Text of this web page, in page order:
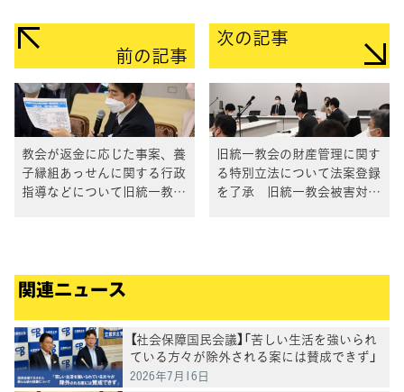
前の記事
教会が返金に応じた事案、養
子縁組あっせんに関する行政
指導などについて旧統一教会
次の記事
旧統一教会の財産管理に関す
る特別立法について法案登録
を了承 旧統一教会被害対策
関連ニュース
【社会保障国民会議】「苦しい生活を強いられ
ている方々が除外される案には賛成できず」
―国民会議で示された新たな給付措置につい
2026年7月16日